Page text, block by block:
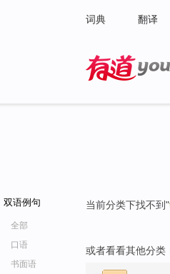
词典 翻译
双语例句
全部
口语
书面语
当前分类下找不到"
或者看看其他分类